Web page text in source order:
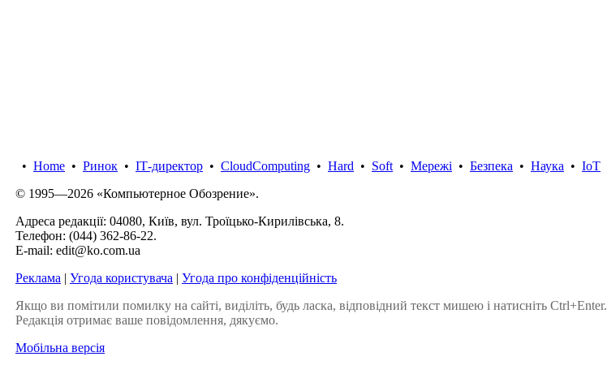
• Home • Ринок • IТ-директор • CloudComputing • Hard • Soft • Мережі • Безпека • Наука • IoT
© 1995—2026 «Компьютерное Обозрение».
Адреса редакції: 04080, Київ, вул. Троїцько-Кирилівська, 8.
Телефон: (044) 362-86-22.
E-mail: edit@ko.com.ua
Реклама | Угода користувача | Угода про конфіденційність
Якщо ви помітили помилку на сайті, виділіть, будь ласка, відповідний текст мишею і натисніть Ctrl+Enter.
Редакція отримає ваше повідомлення, дякуємо.
Мобільна версія